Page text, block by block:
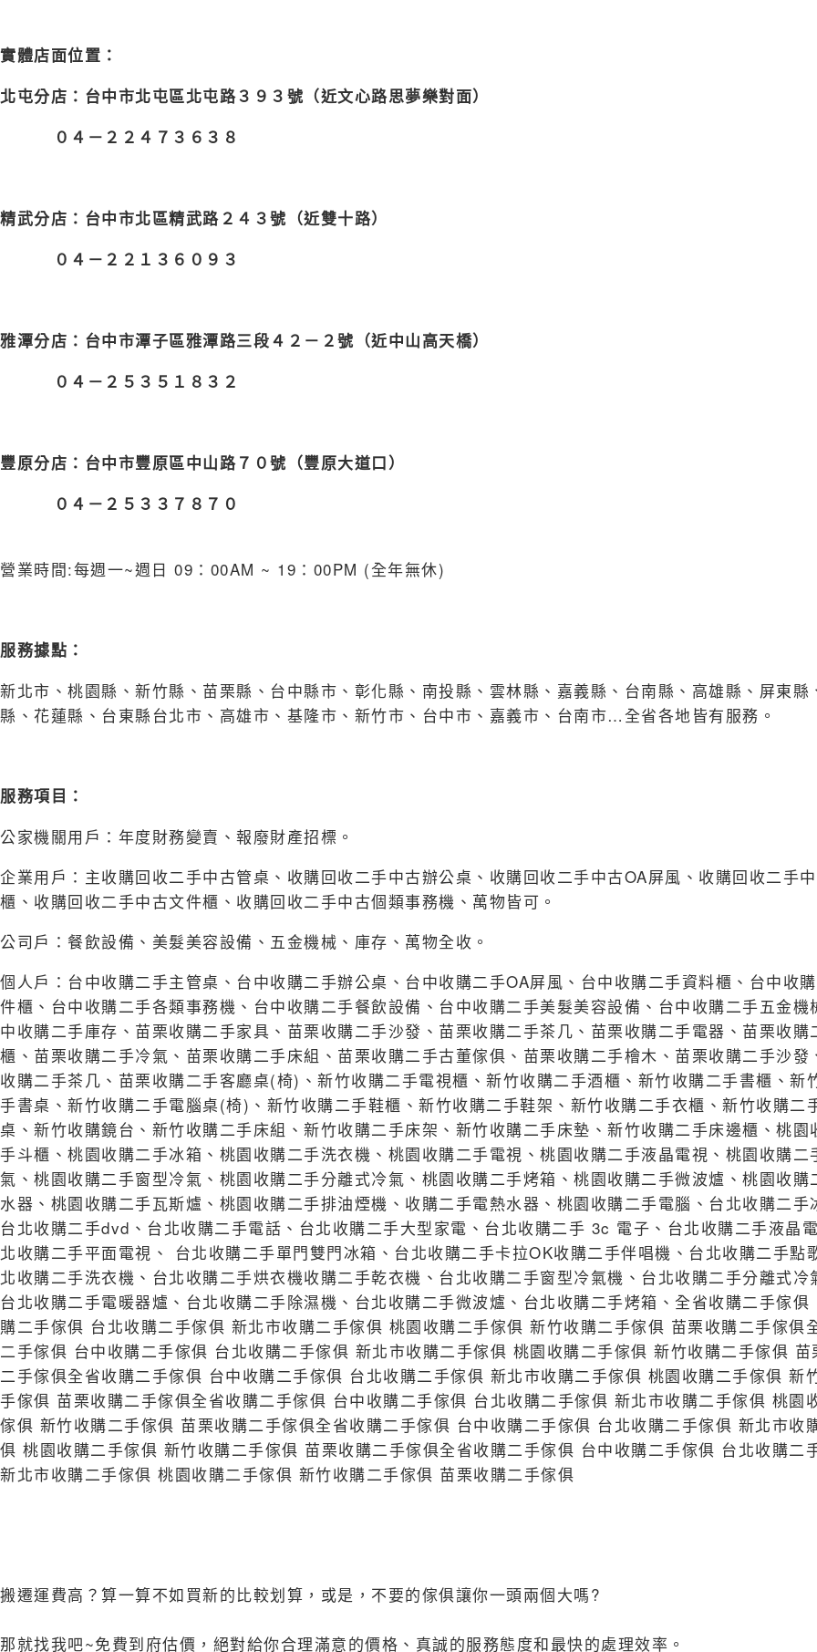
實體店面位置：
北屯分店 ： 台中市北屯區北屯路３９３號（近文心路思夢樂對面）
０４－２２４７３６３８
精武分店 ： 台中市北區精武路２４３號（近雙十路）
０４－２２１３６０９３
雅潭分店 ： 台中市潭子區雅潭路三段４２－２號（近中山高天橋）
０４－２５３５１８３２
豐原分店 ： 台中市豐原區中山路７０號（豐原大道口）
０４－２５３３７８７０
營業時間:每週一~週日 09：00AM ~ 19：00PM (全年無休)
服務據點：
新北市、桃園縣、新竹縣、苗栗縣、台中縣市、彰化縣、南投縣、雲林縣、嘉義縣、台南縣、高雄縣、屏東縣
縣、花蓮縣、台東縣台北市、高雄市、基隆市、新竹市、台中市、嘉義市、台南市…全省各地皆有服務。
服務項目：
公家機關用戶：年度財務變賣、報廢財產招標。
企業用戶：主收購回收二手中古管桌、收購回收二手中古辦公桌、收購回收二手中古OA屏風、收購回收二手
櫃、收購回收二手中古文件櫃、收購回收二手中古個類事務機、萬物皆可。
公司戶：餐飲設備、美髮美容設備、五金機械、庫存、萬物全收。
個人戶：台中收購二手主管桌、台中收購二手辦公桌、台中收購二手OA屏風、台中收購二手資料櫃、台中收
件櫃、台中收購二手各類事務機、台中收購二手餐飲設備、台中收購二手美髮美容設備、台中收購二手五金機
中收購二手庫存、苗栗收購二手家具、苗栗收購二手沙發、苗栗收購二手茶几、苗栗收購二手電器、苗栗收購
櫃、苗栗收購二手冷氣、苗栗收購二手床組、苗栗收購二手古董傢俱、苗栗收購二手檜木、苗栗收購二手沙發
收購二手茶几、苗栗收購二手客廳桌(椅)、新竹收購二手電視櫃、新竹收購二手酒櫃、新竹收購二手書櫃、新
手書桌、新竹收購二手電腦桌(椅)、新竹收購二手鞋櫃、新竹收購二手鞋架、新竹收購二手衣櫃、新竹收購二
桌、新竹收購鏡台、新竹收購二手床組、新竹收購二手床架、新竹收購二手床墊、新竹收購二手床邊櫃、桃園
手斗櫃、桃園收購二手冰箱、桃園收購二手洗衣機、桃園收購二手電視、桃園收購二手液晶電視、桃園收購二
氣、桃園收購二手窗型冷氣、桃園收購二手分離式冷氣、桃園收購二手烤箱、桃園收購二手微波爐、桃園收購
水器、桃園收購二手瓦斯爐、桃園收購二手排油煙機、收購二手電熱水器、桃園收購二手電腦、台北收購二手
台北收購二手dvd、台北收購二手電話、台北收購二手大型家電、台北收購二手 3c 電子、台北收購二手液晶
北收購二手平面電視、 台北收購二手單門雙門冰箱、台北收購二手卡拉OK收購二手伴唱機、台北收購二手點
北收購二手洗衣機、台北收購二手烘衣機收購二手乾衣機、台北收購二手窗型冷氣機、台北收購二手分離式冷
台北收購二手電暖器爐、台北收購二手除濕機、台北收購二手微波爐、台北收購二手烤箱、全省收購二手傢俱
購二手傢俱 台北收購二手傢俱 新北市收購二手傢俱 桃園收購二手傢俱 新竹收購二手傢俱 苗栗收購二手傢俱
二手傢俱 台中收購二手傢俱 台北收購二手傢俱 新北市收購二手傢俱 桃園收購二手傢俱 新竹收購二手傢俱 苗
二手傢俱全省收購二手傢俱 台中收購二手傢俱 台北收購二手傢俱 新北市收購二手傢俱 桃園收購二手傢俱 新
手傢俱 苗栗收購二手傢俱全省收購二手傢俱 台中收購二手傢俱 台北收購二手傢俱 新北市收購二手傢俱 桃園
傢俱 新竹收購二手傢俱 苗栗收購二手傢俱全省收購二手傢俱 台中收購二手傢俱 台北收購二手傢俱 新北市收
俱 桃園收購二手傢俱 新竹收購二手傢俱 苗栗收購二手傢俱全省收購二手傢俱 台中收購二手傢俱 台北收購二
新北市收購二手傢俱 桃園收購二手傢俱 新竹收購二手傢俱 苗栗收購二手傢俱
搬遷運費高？算一算不如買新的比較划算，或是，不要的傢俱讓你一頭兩個大嗎?
那就找我吧~免費到府估價，絕對給你合理滿意的價格、真誠的服務態度和最快的處理效率。